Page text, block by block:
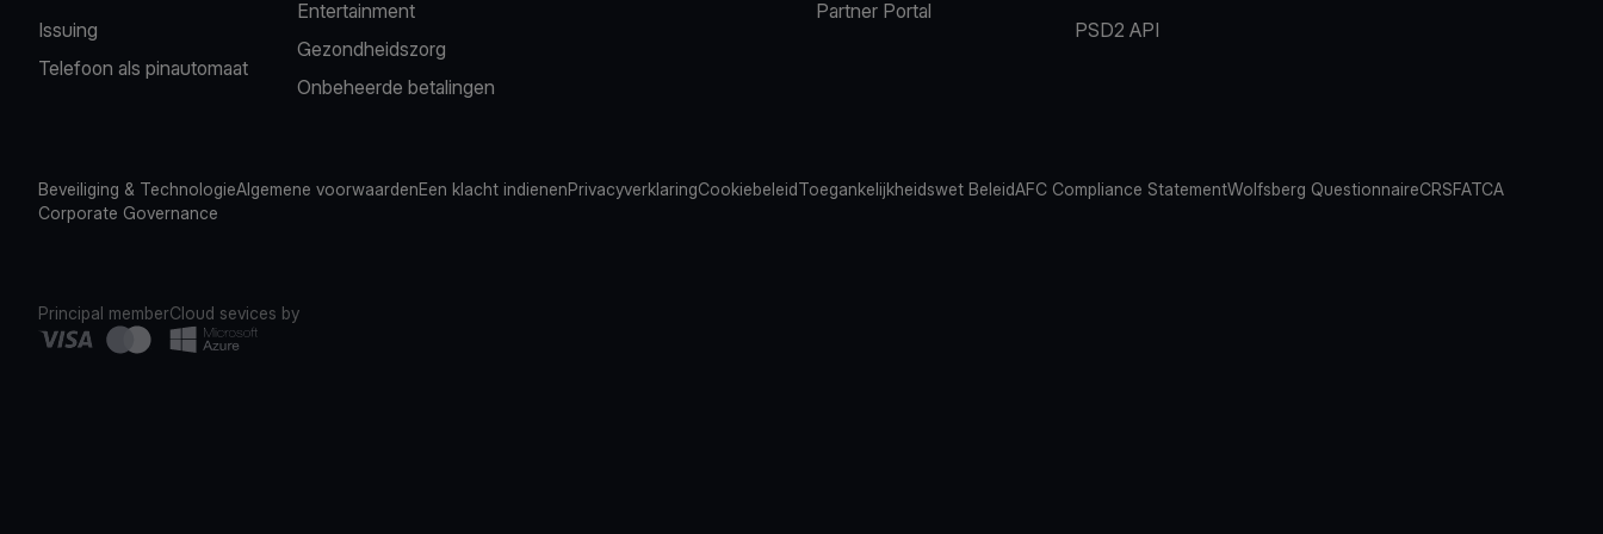
Issuing
Telefoon als pinautomaat
Entertainment
Gezondheidszorg
Onbeheerde betalingen
Partner Portal
PSD2 API
Beveiliging & TechnologieAlgemene voorwaardenEen klacht indienenPrivacyverklaringCookiebeleidToegankelijkheidswet BeleidAFC Compliance StatementWolfsberg QuestionnaireCRSFATCA
Corporate Governance
Principal memberCloud sevices by